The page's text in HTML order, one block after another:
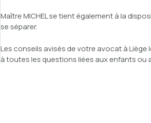
Maître MICHEL se tient également à la
se séparer.
Les conseils avisés de votre avocat à
à toutes les questions liées aux enfants ou